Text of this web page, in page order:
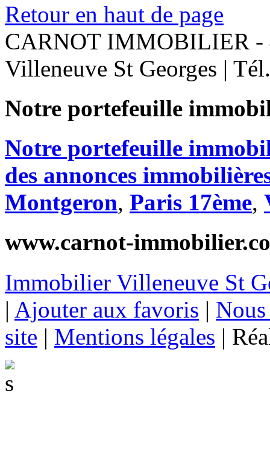
Retour en haut de page
CARNOT IMMOBILIER -
Villeneuve St Georges |
Notre portefeuille
Notre portefeuille
des annonces
Montgeron, Paris 17ème,
www.carnot-
Immobilier Villeneuve St
| Ajouter aux favoris |
site | Mentions légales |